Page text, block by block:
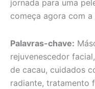
jornada para uma
começa agora com a
Palavras-chave:
rejuvenescedor
de cacau, cuidados
radiante, tratamento